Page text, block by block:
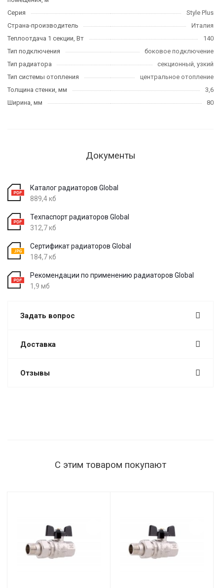
Серия
Style Plus
Страна-производитель
Италия
Теплоотдача 1 секции, Вт
140
Тип подключения
боковое подключение
Тип радиатора
секционный, узкий
Тип системы отопления
центральное отопление
Толщина стенки, мм
3,6
Ширина, мм
80
Документы
Каталог радиаторов Global
889,4 кб
Техпаспорт радиаторов Global
312,7 кб
Сертификат радиаторов Global
184,7 кб
Рекомендации по применению радиаторов Global
1,9 мб
Задать вопрос
Доставка
Отзывы
С этим товаром покупают